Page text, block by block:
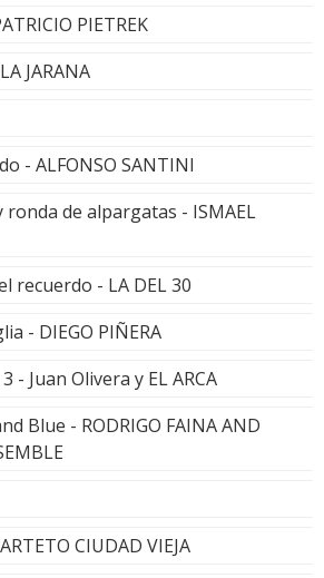
PIETREK
JARANA
- ALFONSO SANTINI
de alpargatas - ISMAEL
recuerdo - LA DEL 30
- DIEGO PIÑERA
- Juan Olivera y EL ARCA
Blue - RODRIGO FAINA AND
CIUDAD VIEJA